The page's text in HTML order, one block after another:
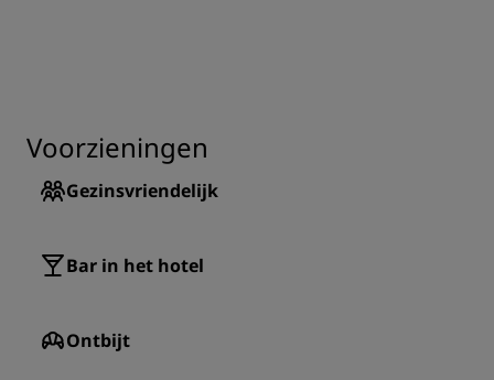
Voorzieningen
Gezinsvriendelijk
Bar in het hotel
Ontbijt